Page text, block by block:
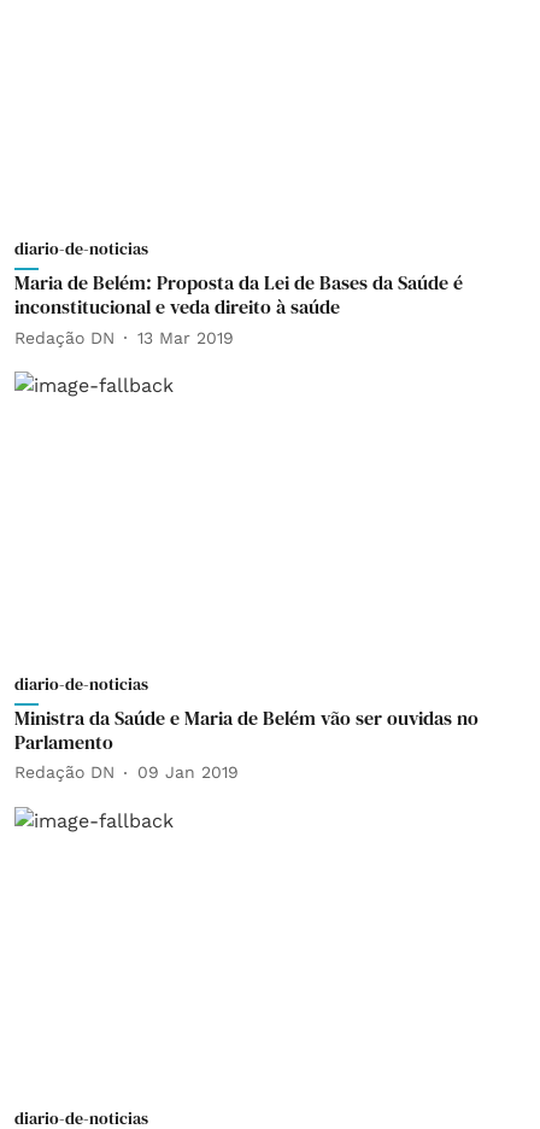
diario-de-noticias
Maria de Belém: Proposta da Lei de Bases da Saúde é
inconstitucional e veda direito à saúde
Redação DN 13 Mar 2019
diario-de-noticias
Ministra da Saúde e Maria de Belém vão ser ouvidas no
Parlamento
Redação DN 09 Jan 2019
diario-de-noticias